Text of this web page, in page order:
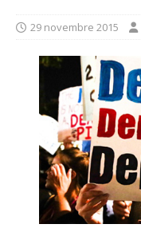
29 novembre 2015